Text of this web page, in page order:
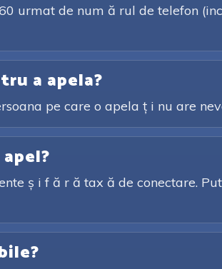
urmat de num ă rul de telefon
a apela?
pe care o apela ț i nu are
ș i f ă r ă tax ă de conectare.